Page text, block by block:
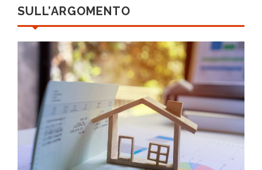
SULL’ARGOMENTO